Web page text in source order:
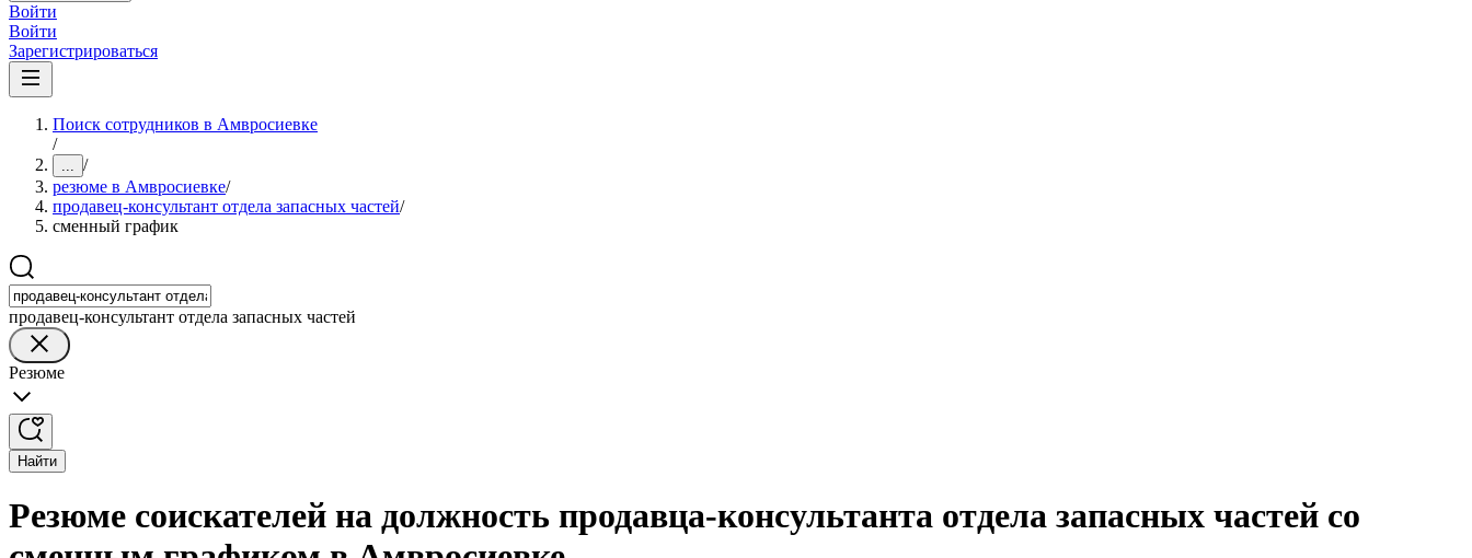
Войти
Войти
Зарегистрироваться
Поиск сотрудников в Амвросиевке
/
... /
резюме в Амвросиевке/
продавец-консультант отдела запасных частей/
сменный график
продавец-консультант отдела запасных частей
Резюме
Найти
Резюме соискателей на должность продавца-консультанта отдела запасных частей со